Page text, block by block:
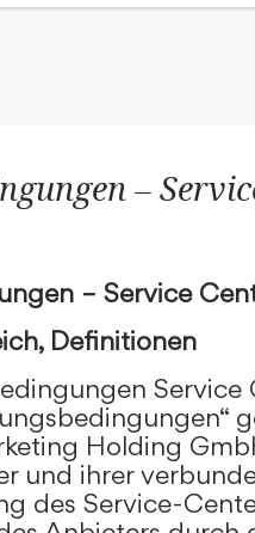
–
– Service
Definitionen
Service
Holding
und ihrer
des Service-